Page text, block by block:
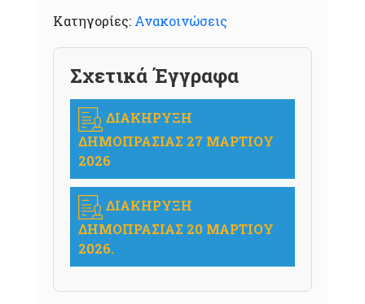
Κατηγορίες: Ανακοινώσεις
Σχετικά Έγγραφα
ΔΙΑΚΗΡΥΞΗ
ΔΗΜΟΠΡΑΣΙΑΣ 27 ΜΑΡΤΙΟΥ
2026
ΔΙΑΚΗΡΥΞΗ
ΔΗΜΟΠΡΑΣΙΑΣ 20 ΜΑΡΤΙΟΥ
2026.